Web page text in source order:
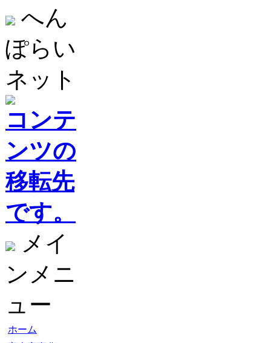
へん
ぽらい
ネット
コンテ
ンツの
移転先
です。
メイ
ンメニ
ュー
ホーム